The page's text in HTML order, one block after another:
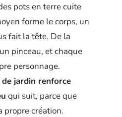
pots en terre cuite
forme le corps, un
fait la tête. De la
pinceau, et chaque
personnage.
jardin renforce
qui suit, parce que
propre création.